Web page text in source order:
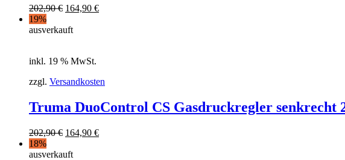
202,90€ 164,90 €
19%
ausverkauft
inkl. 19 % MwSt.
zzgl. Versandkosten
Truma DuoControl CS Gasdruckregler senkrecht
202,90€ 164,90 €
18%
ausverkauft